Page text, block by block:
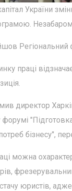
України
Регіональний
праці
директор
бізнесу",
можна
юристів,